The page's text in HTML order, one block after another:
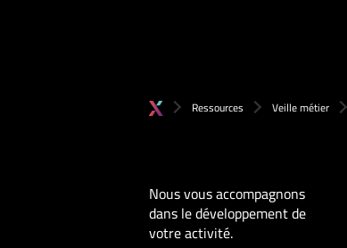
Ressources Veille métier
Nous vous accompagnons
dans le développement de
votre activité.